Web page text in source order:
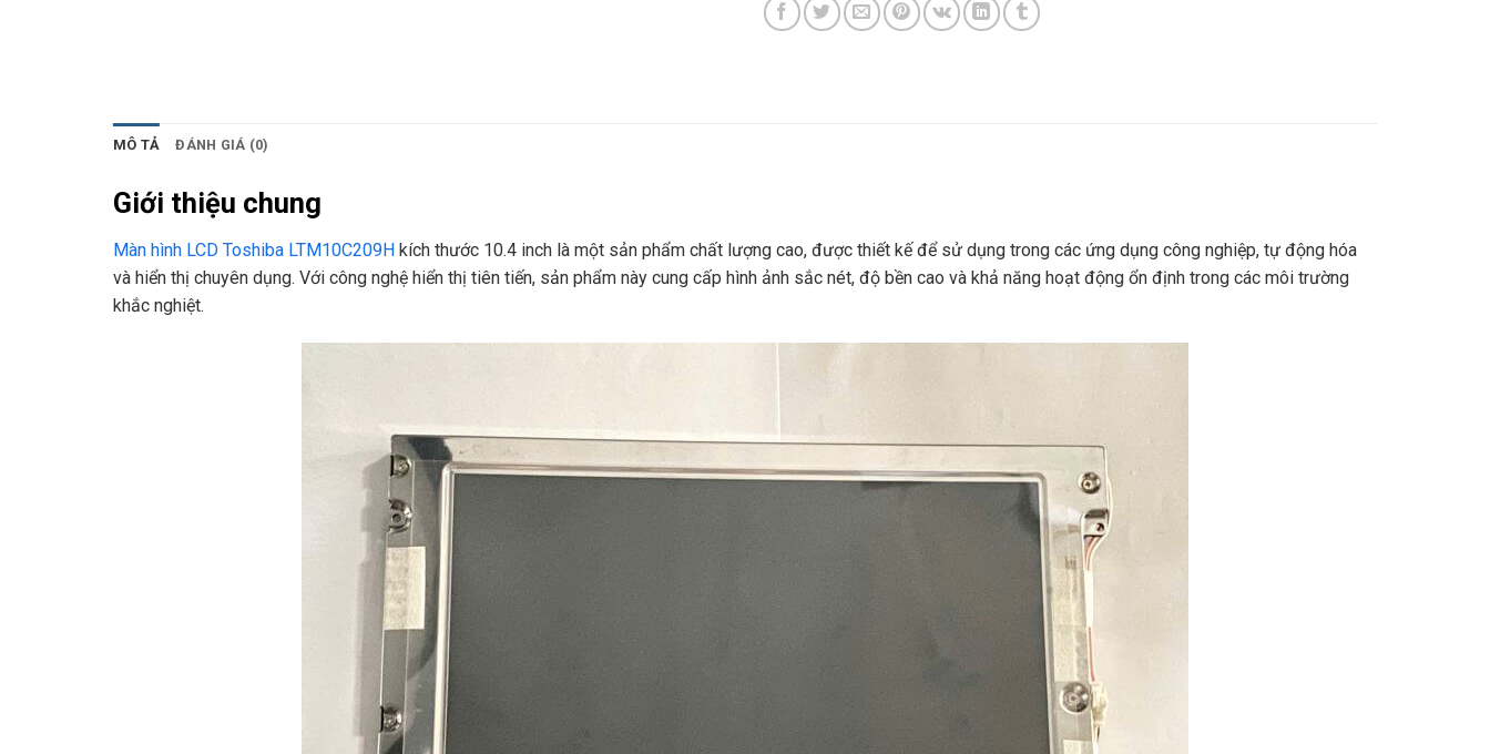
MÔ TẢ ĐÁNH GIÁ (0)
Giới thiệu chung
Màn hình LCD Toshiba LTM10C209H kích thước 10.4 inch là một sản phẩm chất lượng cao, được thiết kế để sử dụng trong các ứng dụng công nghiệp, tự động hóa
và hiển thị chuyên dụng. Với công nghệ hiển thị tiên tiến, sản phẩm này cung cấp hình ảnh sắc nét, độ bền cao và khả năng hoạt động ổn định trong các môi trường
khắc nghiệt.